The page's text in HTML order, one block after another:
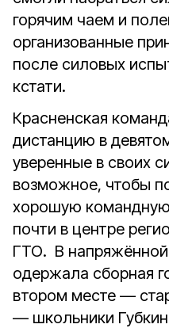
горячим чаем и
организованные
после силовых
кстати.
Красненская
дистанцию в
уверенные в своих
возможное, чтобы
хорошую командную
почти в центре
ГТО. В
одержала сборная
втором месте —
— школьники